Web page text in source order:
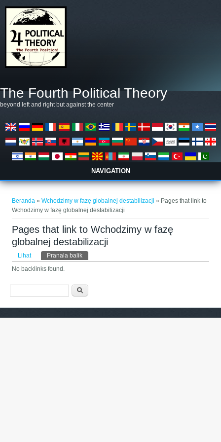
The Fourth Political Theory
beyond left and right but against the center
NAVIGATION
Beranda »Wchodzimy w fazę globalnej destabilizacji » Pages that link to
Wchodzimy w fazę globalnej destabilizacji
Pages that link to Wchodzimy w fazę
globalnej destabilizacji
Tab primer
Lihat Pranala balik
No backlinks found.
Form pencarian